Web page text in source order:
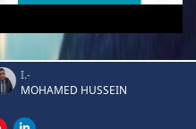
I.-
MOHAMED HUSSEIN